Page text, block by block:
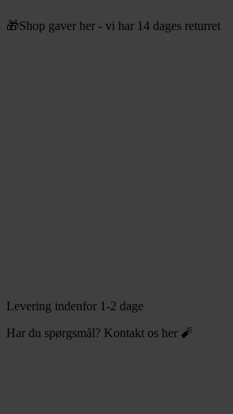
til
🎁Shop gaver her - vi har 14 dages returret
Levering indenfor 1-2 dage
Har du spørgsmål? Kontakt os her 🧨